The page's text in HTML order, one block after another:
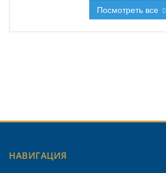
Посмотреть все
НАВИГАЦИЯ